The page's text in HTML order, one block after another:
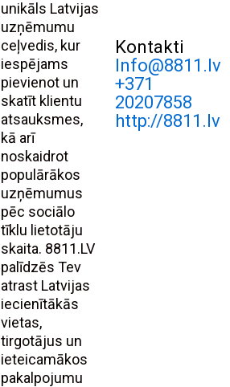
unikāls Latvijas
uzņēmumu
ceļvedis, kur
iespējams
pievienot un
skatīt klientu
atsauksmes,
kā arī
noskaidrot
populārākos
uzņēmumus
pēc sociālo
tīklu lietotāju
skaita. 8811.LV
palīdzēs Tev
atrast Latvijas
iecienītākās
vietas,
tirgotājus un
ieteicamākos
pakalpojumu
Kontakti
Info@8811.lv
+371
20207858
http://8811.lv